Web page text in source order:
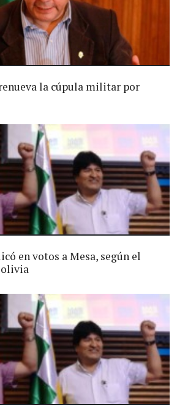
la cúpula militar por
en votos a Mesa, según el